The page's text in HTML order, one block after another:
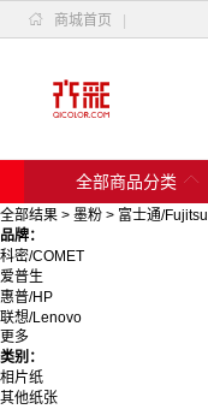
 商城首页
全部商品分类 
全部结果 > 墨粉 > 富士通/Fujitsu
品牌：
科密/COMET
爱普生
惠普/HP
联想/Lenovo
佳能/Canon
奔图
得实
惠普
更多
类别：
相片纸
其他纸张